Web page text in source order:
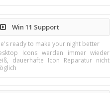
Win 11 Support
ready to make your night better
Icons werden immer wieder
dauerhafte Icon Reparatur nicht